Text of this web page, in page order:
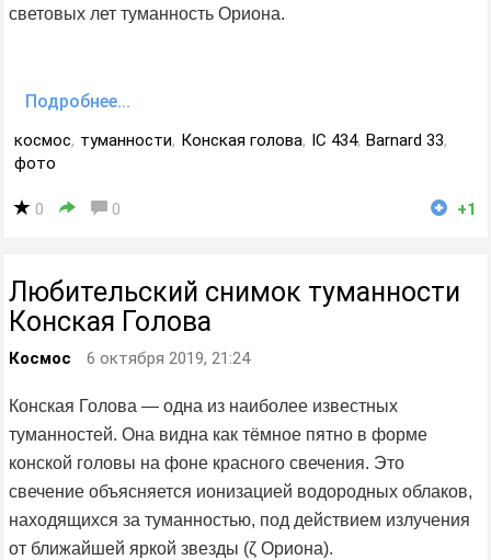
световых лет туманность Ориона.
Подробнее...
космос, туманности, Конская голова, IC 434, Barnard 33,
фото
0 0 +1
Любительский снимок туманности
Конская Голова
Космос 6 октября 2019, 21:24
Конская Голова — одна из наиболее известных
туманностей. Она видна как тёмное пятно в форме
конской головы на фоне красного свечения. Это
свечение объясняется ионизацией водородных облаков,
находящихся за туманностью, под действием излучения
от ближайшей яркой звезды (ζ Ориона).